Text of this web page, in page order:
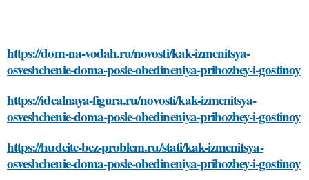
https://dom-na-vodah.ru/novosti/kak-izmenitsya-
osveshchenie-doma-posle-obedineniya-prihozhey-i-gostinoy
https://idealnaya-figura.ru/novosti/kak-izmenitsya-
osveshchenie-doma-posle-obedineniya-prihozhey-i-gostinoy
https://hudeite-bez-problem.ru/stati/kak-izmenitsya-
osveshchenie-doma-posle-obedineniya-prihozhey-i-gostinoy